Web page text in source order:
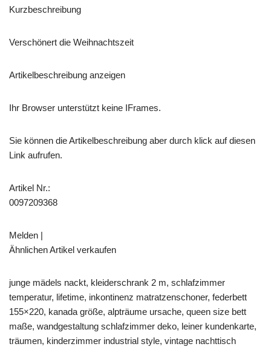
Kurzbeschreibung
Verschönert die Weihnachtszeit
Artikelbeschreibung anzeigen
Ihr Browser unterstützt keine IFrames.
Sie können die Artikelbeschreibung aber durch klick auf diesen
Link aufrufen.
Artikel Nr.:
0097209368
Melden |
Ähnlichen Artikel verkaufen
junge mädels nackt, kleiderschrank 2 m, schlafzimmer
temperatur, lifetime, inkontinenz matratzenschoner, federbett
155×220, kanada größe, alpträume ursache, queen size bett
maße, wandgestaltung schlafzimmer deko, leiner kundenkarte,
träumen, kinderzimmer industrial style, vintage nachttisch